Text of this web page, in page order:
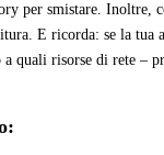
per smistare.
E ricorda: se la tua
quali risorse di rete